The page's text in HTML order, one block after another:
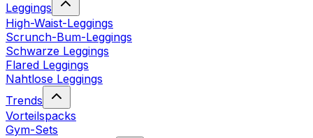
Leggings
High-Waist-Leggings
Scrunch-Bum-Leggings
Schwarze Leggings
Flared Leggings
Nahtlose Leggings
Trends
Vorteilspacks
Gym-Sets